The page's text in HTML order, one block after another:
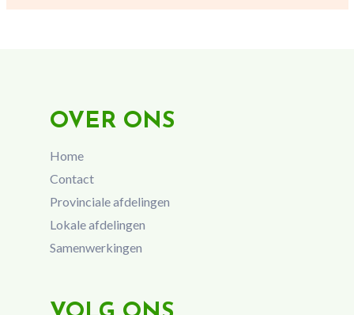
OVER ONS
Home
Contact
Provinciale afdelingen
Lokale afdelingen
Samenwerkingen